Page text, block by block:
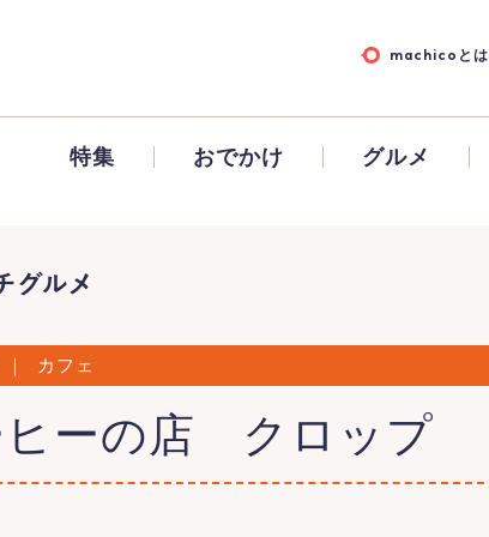
machicoとは
特集 おでかけ グルメ
｜ カフェ
ヒーの店 クロップ